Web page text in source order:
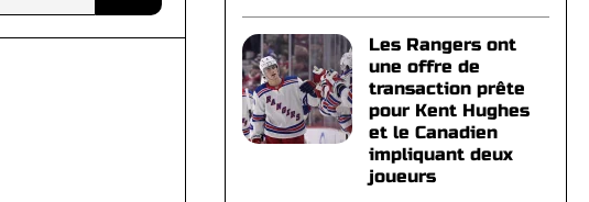
Les Rangers ont
une offre de
transaction prête
pour Kent Hughes
et le Canadien
impliquant deux
joueurs